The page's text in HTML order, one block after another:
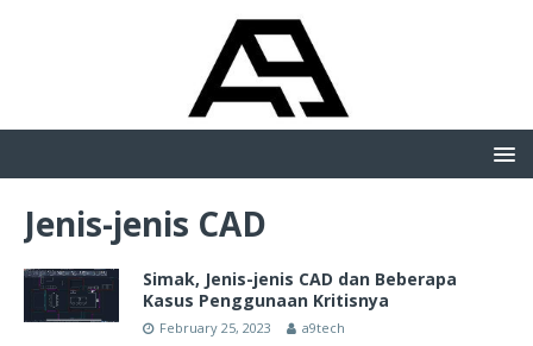
Jenis-jenis CAD
Simak, Jenis-jenis CAD dan Beberapa
Kasus Penggunaan Kritisnya
February 25, 2023 a9tech